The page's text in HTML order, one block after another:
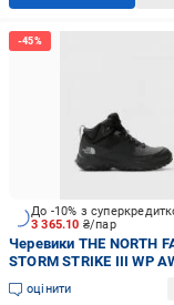
3 365.10 ₴/пар
Черевики THE NORTH
STORM STRIKE III WP
NF0A7W4GKT01 р.44,5
оцінити